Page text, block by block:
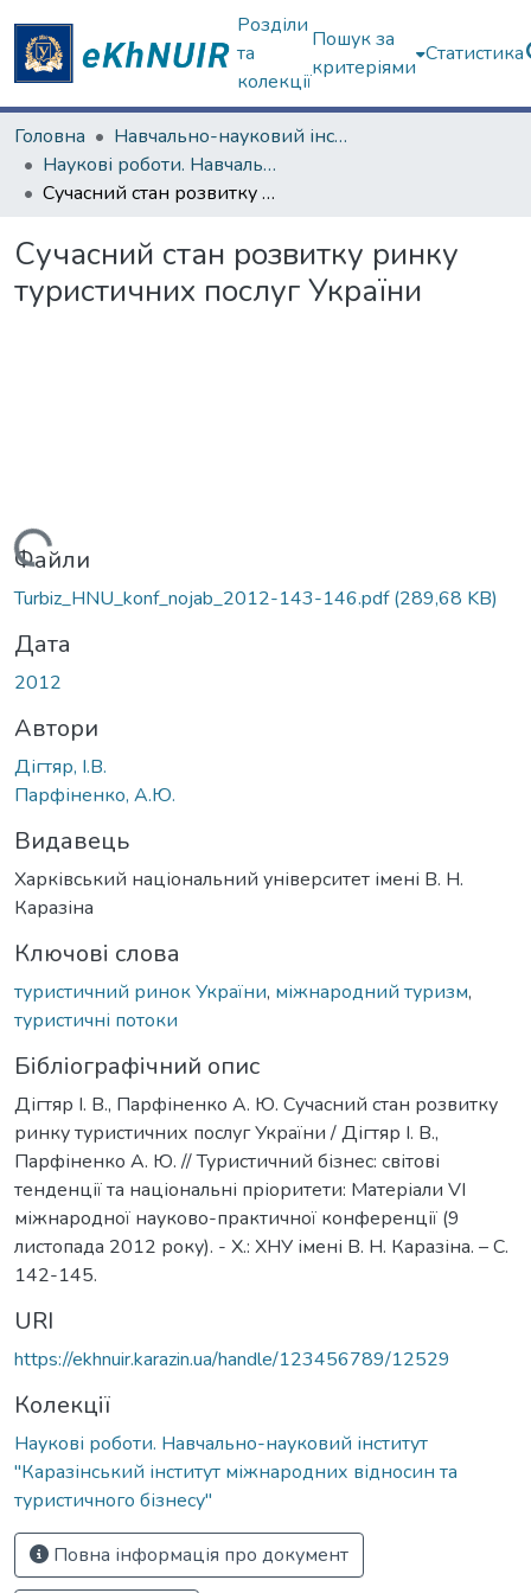
Розділи
та
колекції
Пошук за
критеріями
Статистика
Головна
Навчально-науковий інститут "Каразінський інститут міжнародних відносин та туристичного бізнесу"
Наукові роботи. Навчально-науковий інститут "Каразінський інститут міжнародних відносин та туристичного бізнесу"
Сучасний стан розвитку ринку туристичних послуг України
Сучасний стан розвитку ринку
туристичних послуг України
Вантажиться...
Файли
Turbiz_HNU_konf_nojab_2012-143-146.pdf(289,68 KB)
Дата
2012
Автори
Дігтяр, І.В.
Парфіненко, А.Ю.
Видавець
Харківський національний університет імені В. Н.
Каразіна
Ключові слова
туристичний ринок України, міжнародний туризм,
туристичні потоки
Бібліографічний опис
Дігтяр І. В., Парфіненко А. Ю. Сучасний стан розвитку
ринку туристичних послуг України / Дігтяр І. В.,
Парфіненко А. Ю. // Туристичний бізнес: світові
тенденції та національні пріоритети: Матеріали VI
міжнародної науково-практичної конференції (9
листопада 2012 року). - Х.: ХНУ імені В. Н. Каразіна. – С.
142-145.
URI
https://ekhnuir.karazin.ua/handle/123456789/12529
Колекції
Наукові роботи. Навчально-науковий інститут
"Каразінський інститут міжнародних відносин та
туристичного бізнесу"
Повна інформація про документ